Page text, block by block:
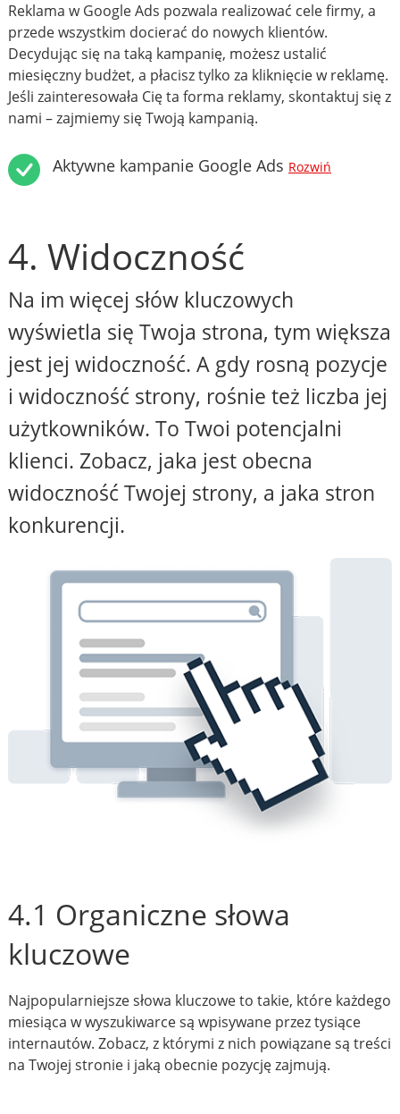
Reklama w Google Ads pozwala realizować cele firmy, a
przede wszystkim docierać do nowych klientów.
Decydując się na taką kampanię, możesz ustalić
miesięczny budżet, a płacisz tylko za kliknięcie w reklamę.
Jeśli zainteresowała Cię ta forma reklamy, skontaktuj się z
nami – zajmiemy się Twoją kampanią.
Aktywne kampanie Google Ads Rozwiń
4. Widoczność
Na im więcej słów kluczowych
wyświetla się Twoja strona, tym większa
jest jej widoczność. A gdy rosną pozycje
i widoczność strony, rośnie też liczba jej
użytkowników. To Twoi potencjalni
klienci. Zobacz, jaka jest obecna
widoczność Twojej strony, a jaka stron
konkurencji.
4.1 Organiczne słowa
kluczowe
Najpopularniejsze słowa kluczowe to takie, które każdego
miesiąca w wyszukiwarce są wpisywane przez tysiące
internautów. Zobacz, z którymi z nich powiązane są treści
na Twojej stronie i jaką obecnie pozycję zajmują.